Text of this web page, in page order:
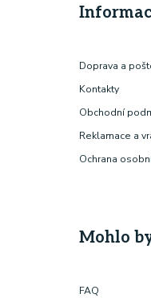
Doprava a
Kontakty
Obchodní
Reklamace a
Ochrana
Mohlo
FAQ